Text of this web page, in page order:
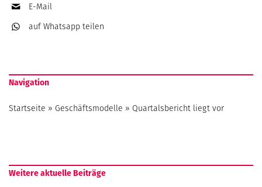
E-Mail
auf Whatsapp teilen
Navigation
Startseite » Geschäftsmodelle » Quartalsbericht liegt vor
Weitere aktuelle Beiträge